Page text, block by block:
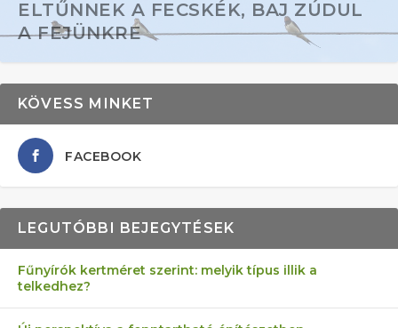
ELTŰNNEK A FECSKÉK, BAJ ZÚDUL
A FEJÜNKRE
KÖVESS MINKET
FACEBOOK
LEGUTÓBBI BEJEGYTÉSEK
Fűnyírók kertméret szerint: melyik típus illik a
telkedhez?